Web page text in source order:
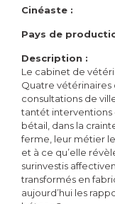
Cinéaste :
Pays de
Description :
Le cabinet de
Quatre vétérinaires
consultations de
tantét interventions
bétail, dans la
ferme, leur métier
et à ce qu’elle
surinvestis
transformés en
aujourd’hui les